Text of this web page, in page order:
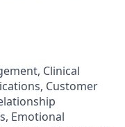
Clinical
Customer
Emotional